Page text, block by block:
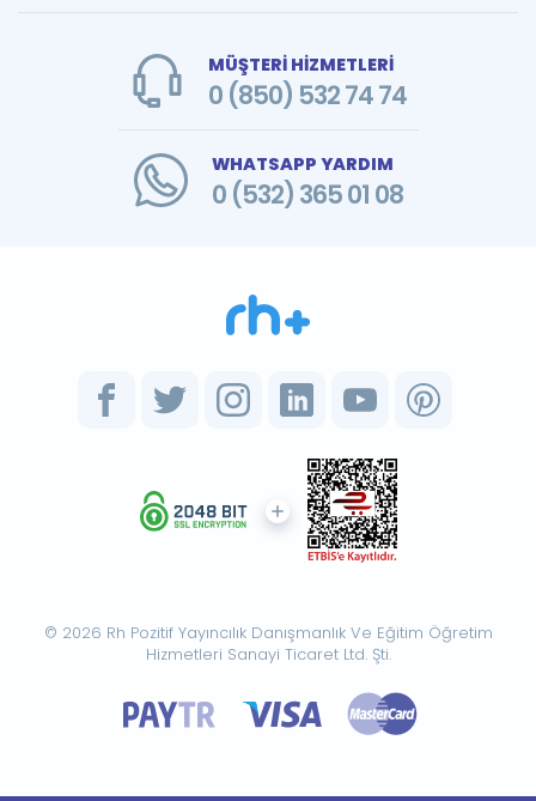
MÜŞTERİ HİZMETLERİ
0 (850) 532 74 74
WHATSAPP YARDIM
0 (532) 365 01 08
© 2026 Rh Pozitif Yayıncılık Danışmanlık Ve Eğitim Öğretim
Hizmetleri Sanayi Ticaret Ltd. Şti.